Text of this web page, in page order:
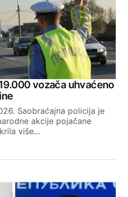
vozača uhvaćeno
Saobraćajna policija je
akcije pojačane
više…